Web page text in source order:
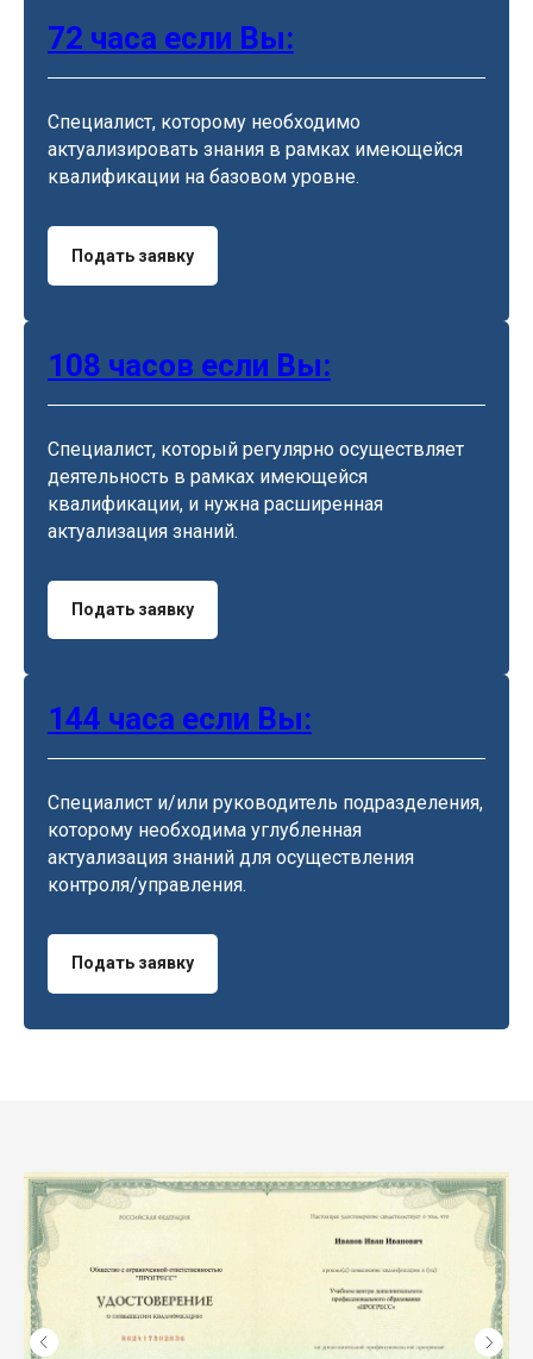
72 часа если Вы:
Специалист, которому необходимо
актуализировать знания в рамках имеющейся
квалификации на базовом уровне.
Подать заявку
108 часов если Вы:
Специалист, который регулярно осуществляет
деятельность в рамках имеющейся
квалификации, и нужна расширенная
актуализация знаний.
Подать заявку
144 часа если Вы:
Специалист и/или руководитель подразделения,
которому необходима углубленная
актуализация знаний для осуществления
контроля/управления.
Подать заявку